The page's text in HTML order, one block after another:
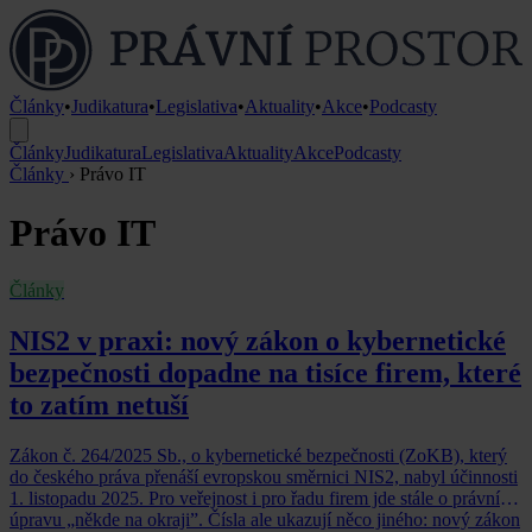
Články•Judikatura•Legislativa•Aktuality•Akce•Podcasty
ČlánkyJudikaturaLegislativaAktualityAkcePodcasty
Články › Právo IT
Právo IT
Články
NIS2 v praxi: nový zákon o kybernetické
bezpečnosti dopadne na tisíce firem, které
to zatím netuší
Zákon č. 264/2025 Sb., o kybernetické bezpečnosti (ZoKB), který
do českého práva přenáší evropskou směrnici NIS2, nabyl účinnosti
1. listopadu 2025. Pro veřejnost i pro řadu firem jde stále o právní
úpravu „někde na okraji”. Čísla ale ukazují něco jiného: nový zákon